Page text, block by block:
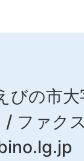
の市大
/ ファ